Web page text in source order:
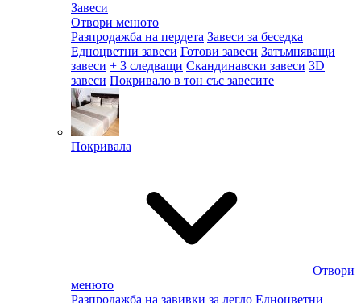
Завеси
Отвори менюто
Разпродажба на пердета Завеси за беседка
Едноцветни завеси Готови завеси Затъмняващи
завеси + 3 следващи Скандинавски завеси 3D
завеси Покривало в тон със завесите
Покривала
Отвори
менюто
Разпродажба на завивки за легло Едноцветни